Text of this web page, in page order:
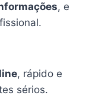
, e
, rápido e
sérios.